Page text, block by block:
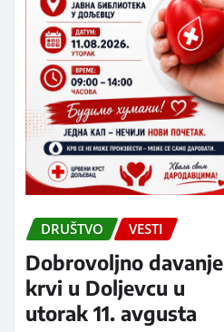
DRUŠTVO VESTI
Dobrovoljno davanje
krvi u Doljevcu u
utorak 11. avgusta